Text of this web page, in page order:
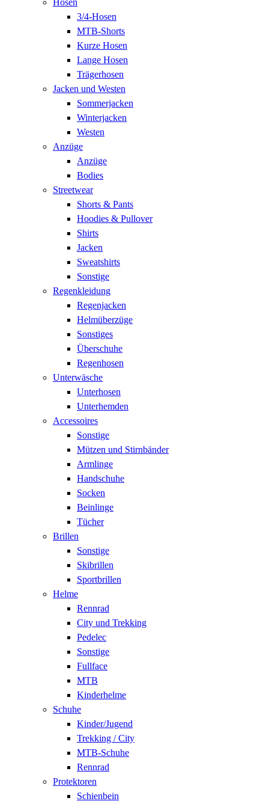
3/4-Hosen
MTB-Shorts
Kurze Hosen
Lange Hosen
Trägerhosen
Jacken und Westen
Sommerjacken
Winterjacken
Westen
Anzüge
Anzüge
Bodies
Streetwear
Shorts & Pants
Hoodies & Pullover
Shirts
Jacken
Sweatshirts
Sonstige
Regenkleidung
Regenjacken
Helmüberzüge
Sonstiges
Überschuhe
Regenhosen
Unterwäsche
Unterhosen
Unterhemden
Accessoires
Sonstige
Mützen und Stirnbänder
Armlinge
Handschuhe
Socken
Beinlinge
Tücher
Brillen
Sonstige
Skibrillen
Sportbrillen
Helme
Rennrad
City und Trekking
Pedelec
Sonstige
Fullface
MTB
Kinderhelme
Schuhe
Kinder/Jugend
Trekking / City
MTB-Schuhe
Rennrad
Protektoren
Schienbein